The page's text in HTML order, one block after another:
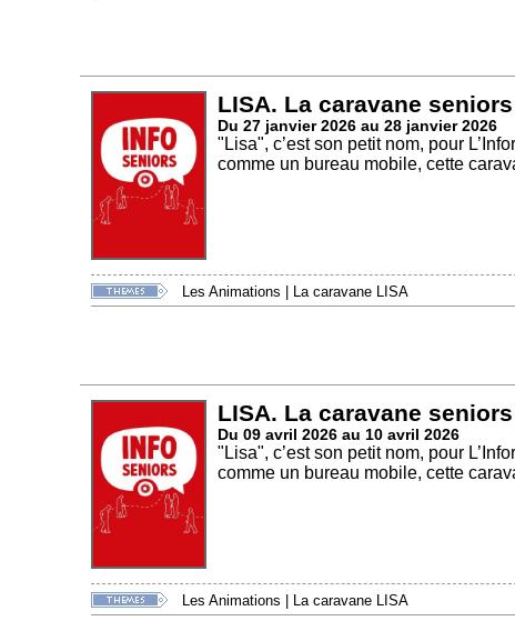
LISA. La caravane
Du 27 janvier 2026 au 28 janvier 2026
"Lisa", c’est son petit nom, pour
comme un bureau mobile, cette
Les Animations | La caravane LISA
LISA. La caravane
Du 09 avril 2026 au 10 avril 2026
"Lisa", c’est son petit nom, pour
comme un bureau mobile, cette
Les Animations | La caravane LISA